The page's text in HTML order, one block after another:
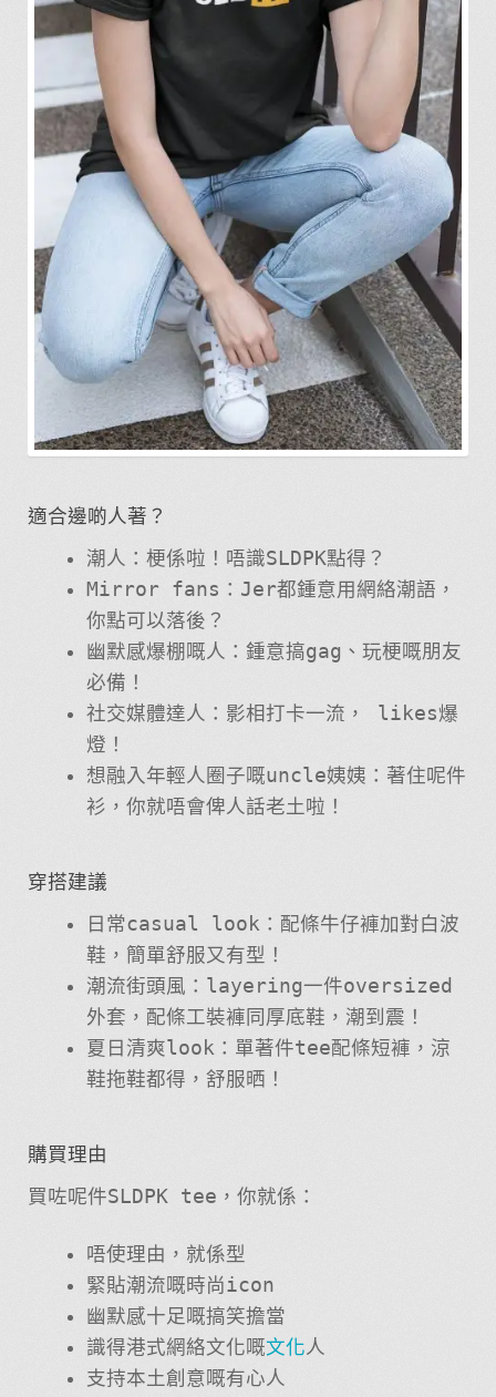
適合邊啲人著？
潮人：梗係啦！唔識SLDPK點得？
Mirror fans：Jer都鍾意用網絡潮語，
你點可以落後？
幽默感爆棚嘅人：鍾意搞gag、玩梗嘅朋友
必備！
社交媒體達人：影相打卡一流， likes爆
燈！
想融入年輕人圈子嘅uncle姨姨：著住呢件
衫，你就唔會俾人話老土啦！
穿搭建議
日常casual look：配條牛仔褲加對白波
鞋，簡單舒服又有型！
潮流街頭風：layering一件oversized
外套，配條工裝褲同厚底鞋，潮到震！
夏日清爽look：單著件tee配條短褲，涼
鞋拖鞋都得，舒服晒！
購買理由
買咗呢件SLDPK tee，你就係：
唔使理由，就係型
緊貼潮流嘅時尚icon
幽默感十足嘅搞笑擔當
識得港式網絡文化嘅文化人
支持本土創意嘅有心人